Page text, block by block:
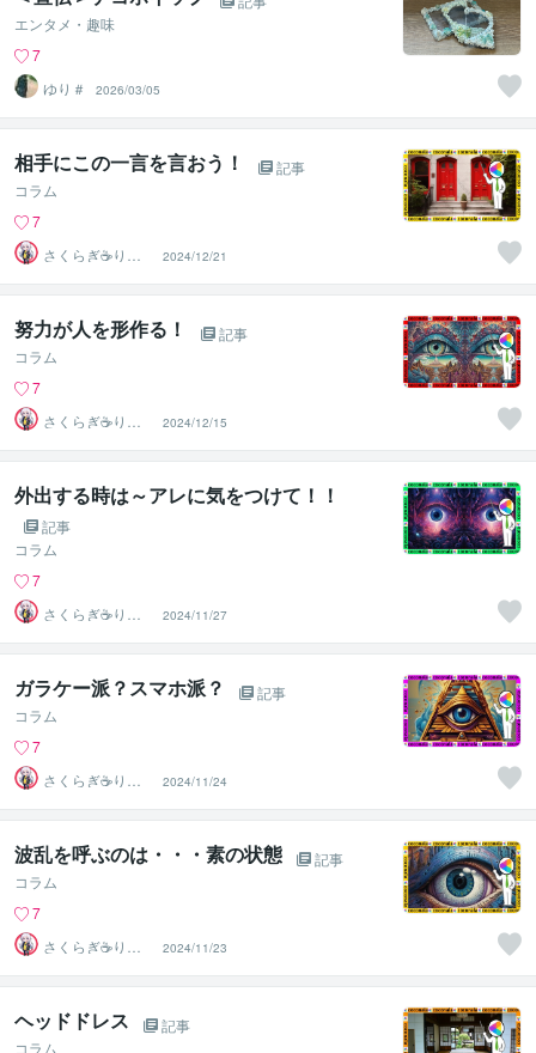
エンタメ・趣味
7
ゆり＃
2026/03/05
相手にこの一言を言おう！
記事
コラム
7
さくらぎ☕りょ
う⛎癒やし電話
相談サロン
2024/12/21
努力が人を形作る！
記事
コラム
7
さくらぎ☕りょ
う⛎癒やし電話
相談サロン
2024/12/15
外出する時は～アレに気をつけて！！
記事
コラム
7
さくらぎ☕りょ
う⛎癒やし電話
相談サロン
2024/11/27
ガラケー派？スマホ派？
記事
コラム
7
さくらぎ☕りょ
う⛎癒やし電話
相談サロン
2024/11/24
波乱を呼ぶのは・・・素の状態
記事
コラム
7
さくらぎ☕りょ
う⛎癒やし電話
相談サロン
2024/11/23
ヘッドドレス
記事
コラム